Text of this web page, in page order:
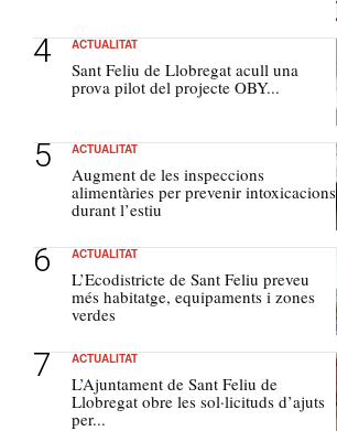
ACTUALITAT
Sant Feliu de Llobregat acull una
prova pilot del projecte OBY...
ACTUALITAT
Augment de les inspeccions
alimentàries per prevenir intoxicacions
durant l’estiu
ACTUALITAT
L’Ecodistricte de Sant Feliu preveu
més habitatge, equipaments i zones
verdes
ACTUALITAT
L’Ajuntament de Sant Feliu de
Llobregat obre les sol·licituds d’ajuts
per...